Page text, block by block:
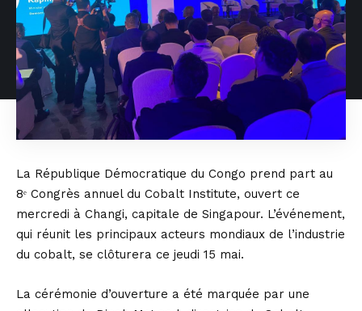
La République Démocratique du Congo prend part au
8ᵉ Congrès annuel du Cobalt Institute, ouvert ce
mercredi à Changi, capitale de Singapour. L’événement,
qui réunit les principaux acteurs mondiaux de l’industrie
du cobalt, se clôturera ce jeudi 15 mai.
La cérémonie d’ouverture a été marquée par une